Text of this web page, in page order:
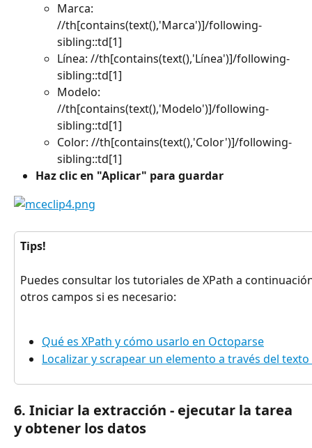
Marca:
//th[contains(text(),'Marca')]/following-
sibling::td[1]
Línea: //th[contains(text(),'Línea')]/following-
sibling::td[1]
Modelo:
//th[contains(text(),'Modelo')]/following-
sibling::td[1]
Color: //th[contains(text(),'Color')]/following-
sibling::td[1]
Haz clic en "Aplicar" para guardar
Tips!
Puedes consultar los tutoriales de XPath a
otros campos si es necesario:
Qué es XPath y cómo usarlo en Octoparse
Localizar y scrapear un elemento a través del
6. Iniciar la extracción - ejecutar la tarea
y obtener los datos